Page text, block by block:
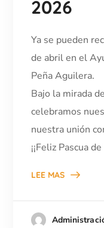
2026
Ya se pueden
de abril en el
Peña Aguilera.
Bajo la mirada
celebramos
nuestra unión
¡¡Feliz Pascua
LEE MAS